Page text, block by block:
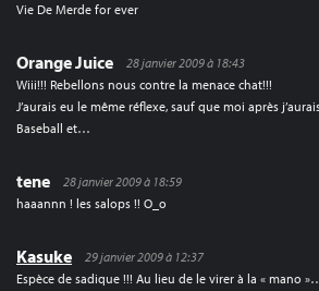
Vie De Merde for ever
Orange Juice
28 janvier 2009 à 18:43
Wiii!!! Rebellons nous contre la menace chat!!!
J’aurais eu le même réflexe, sauf que moi après
Baseball et…
tene
28 janvier 2009 à 18:59
haaannn ! les salops !! O_o
Kasuke
29 janvier 2009 à 12:37
Espèce de sadique !!! Au lieu de le virer à la « mano